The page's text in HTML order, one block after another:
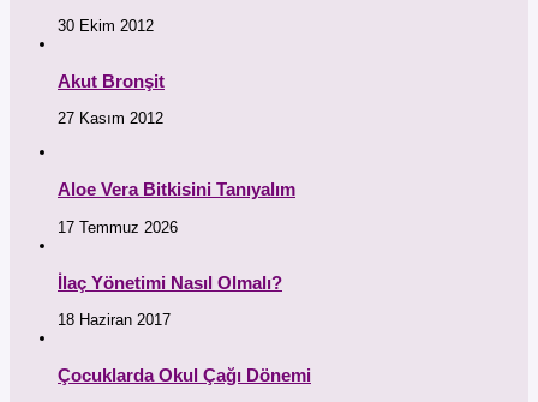
30 Ekim 2012
Akut Bronşit
27 Kasım 2012
Aloe Vera Bitkisini Tanıyalım
17 Temmuz 2026
İlaç Yönetimi Nasıl Olmalı?
18 Haziran 2017
Çocuklarda Okul Çağı Dönemi